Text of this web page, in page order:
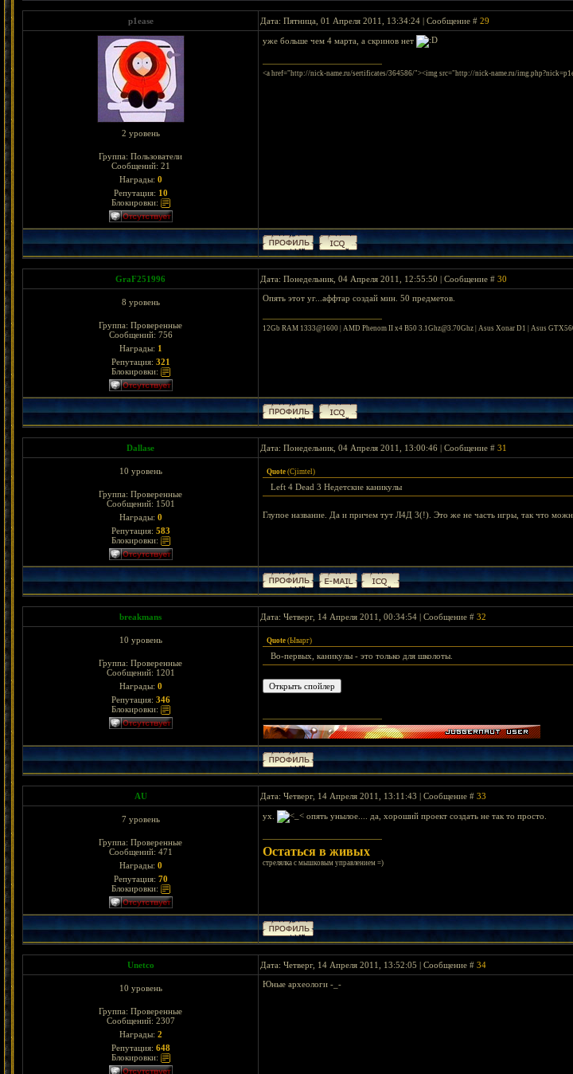
p1ease Дата: Пятница, 01 Апреля 2011, 13:34:24 | Сообщение # 29
2 уровень
Группа: Пользователи
Сообщений: 21
Награды: 0
Репутация: 10
Блокировки:
уже больше чем 4 марта, а скринов нет
<a href="http://nick-name.ru/sertificates/364586/"><img src="http://nick-name.ru/
GraF251996 Дата: Понедельник, 04 Апреля 2011, 12:55:50 | Сообщение # 30
8 уровень
Группа: Проверенные
Сообщений: 756
Награды: 1
Репутация: 321
Блокировки:
Опять этот уг...аффтар создай мин. 50 предметов.
12Gb RAM 1333@1600 | AMD Phenom II x4 B50 3.1Ghz@3.70Ghz | Asus Xonar D1 | Asus
Dallase Дата: Понедельник, 04 Апреля 2011, 13:00:46 | Сообщение # 31
10 уровень
Группа: Проверенные
Сообщений: 1501
Награды: 0
Репутация: 583
Блокировки:
Quote (Cjimtel)
Left 4 Dead 3 Недетские каникулы
Глупое название. Да и причем тут Л4Д 3(!). Это же не часть игры, так что
breakmans Дата: Четверг, 14 Апреля 2011, 00:34:54 | Сообщение # 32
10 уровень
Группа: Проверенные
Сообщений: 1201
Награды: 0
Репутация: 346
Блокировки:
Quote (Ыварг)
Во-первых, каникулы - это только для школоты.
AU Дата: Четверг, 14 Апреля 2011, 13:11:43 | Сообщение # 33
7 уровень
Группа: Проверенные
Сообщений: 471
Награды: 0
Репутация: 70
Блокировки:
ух. опять унылое.... да, хороший проект создать не так то просто.
Остаться в живых
стрелялка с мышковым управлением =)
Unetco Дата: Четверг, 14 Апреля 2011, 13:52:05 | Сообщение # 34
10 уровень
Группа: Проверенные
Сообщений: 2307
Награды: 2
Репутация: 648
Блокировки:
Юные археологи -_-